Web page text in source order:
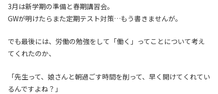
3月は新学期の準備と春期講習会。
GWが明けたらまた定期テスト対策…もう書きませんが。
でも最後には、労働の勉強をして「働く」ってことについて考え
てくれたのか、
「先生って、娘さんと朝過ごす時間を削って、早く開けてくれてい
るんですよね？」